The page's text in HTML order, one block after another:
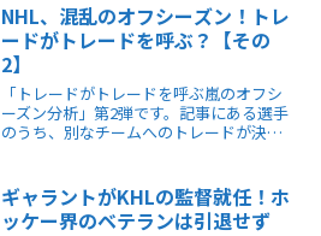
NHL、混乱のオフシーズン！トレ
ードがトレードを呼ぶ？【その
2】
「トレードがトレードを呼ぶ嵐のオフシ
ーズン分析」第2弾です。記事にある選手
のうち、別なチームへのトレードが決定
ト予想もありますが、それの当たり・は
ずれも楽しめます。
ギャラントがKHLの監督就任！ホ
ッケー界のベテランは引退せず